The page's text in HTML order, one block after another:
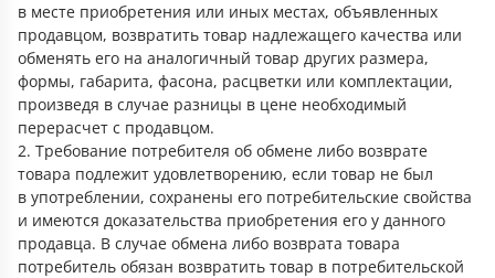
в месте приобретения или иных местах, объявленных
продавцом, возвратить товар надлежащего качества или
обменять его на аналогичный товар других размера,
формы, габарита, фасона, расцветки или комплектации,
произведя в случае разницы в цене необходимый
перерасчет с продавцом.
2. Требование потребителя об обмене либо возврате
товара подлежит удовлетворению, если товар не был
в употреблении, сохранены его потребительские свойства
и имеются доказательства приобретения его у данного
продавца. В случае обмена либо возврата товара
потребитель обязан возвратить товар в потребительской